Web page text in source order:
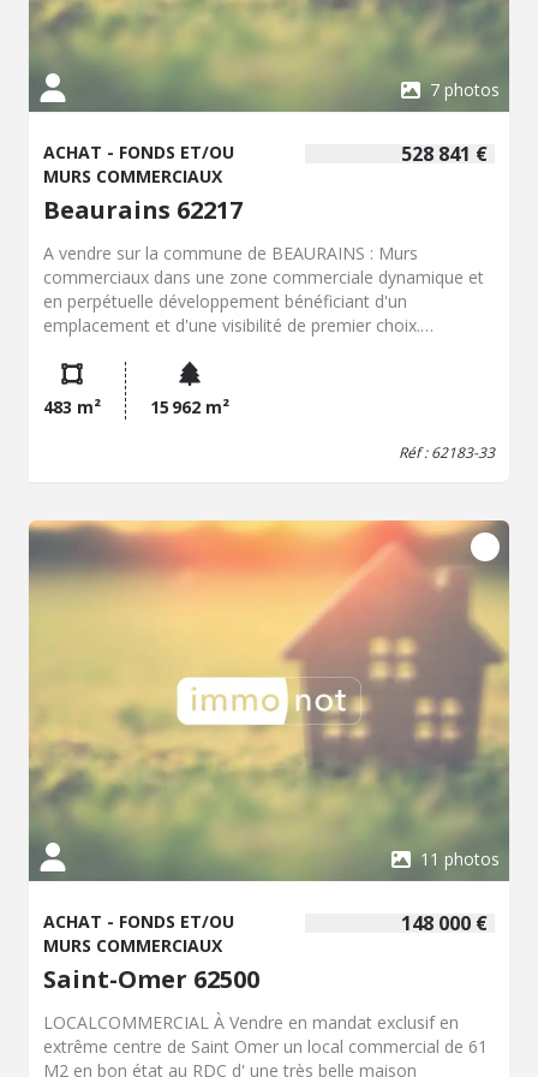
7 photos
528 841 €
ACHAT - FONDS ET/OU
MURS COMMERCIAUX
Beaurains 62217
A vendre sur la commune de BEAURAINS : Murs
commerciaux dans une zone commerciale dynamique et
en perpétuelle développement bénéficiant d'un
emplacement et d'une visibilité de premier choix.
euros HT. Local en parfait état , conforme aux normes
PMR. Parking pour la clientèle. Emplacement stratégique
et de qualité.
483 m² 15 962 m²
Réf : 62183-33
11 photos
148 000 €
ACHAT - FONDS ET/OU
MURS COMMERCIAUX
Saint-Omer 62500
LOCALCOMMERCIAL À Vendre en mandat exclusif en
extrême centre de Saint Omer un local commercial de 61
M2 en bon état au RDC d' une très belle maison